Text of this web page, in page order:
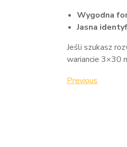
Wygodna
Jasna
Jeśli szukasz
wariancie 3×30
Previous
Previous